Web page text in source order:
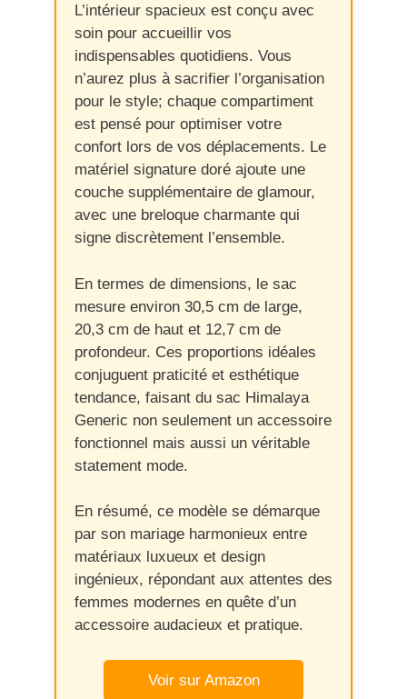
L’intérieur spacieux est conçu avec
soin pour accueillir vos
indispensables quotidiens. Vous
n’aurez plus à sacrifier l’organisation
pour le style; chaque compartiment
est pensé pour optimiser votre
confort lors de vos déplacements. Le
matériel signature doré ajoute une
couche supplémentaire de glamour,
avec une breloque charmante qui
signe discrètement l’ensemble.
En termes de dimensions, le sac
mesure environ 30,5 cm de large,
20,3 cm de haut et 12,7 cm de
profondeur. Ces proportions idéales
conjuguent praticité et esthétique
tendance, faisant du sac Himalaya
Generic non seulement un accessoire
fonctionnel mais aussi un véritable
statement mode.
En résumé, ce modèle se démarque
par son mariage harmonieux entre
matériaux luxueux et design
ingénieux, répondant aux attentes des
femmes modernes en quête d’un
accessoire audacieux et pratique.
Voir sur Amazon